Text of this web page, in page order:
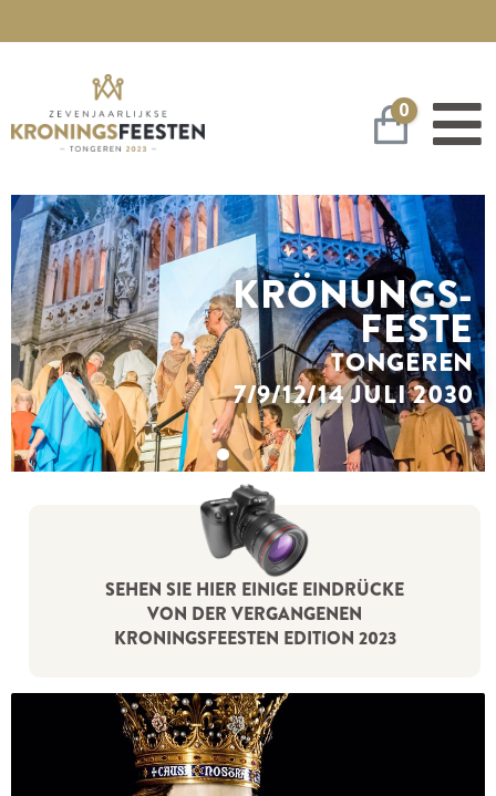
0
KRÖNUNGS-
FESTE
TONGEREN
7/9/12/14 JULI 2030
SEHEN SIE HIER EINIGE EINDRÜCKE
VON DER VERGANGENEN
KRONINGSFEESTEN EDITION 2023